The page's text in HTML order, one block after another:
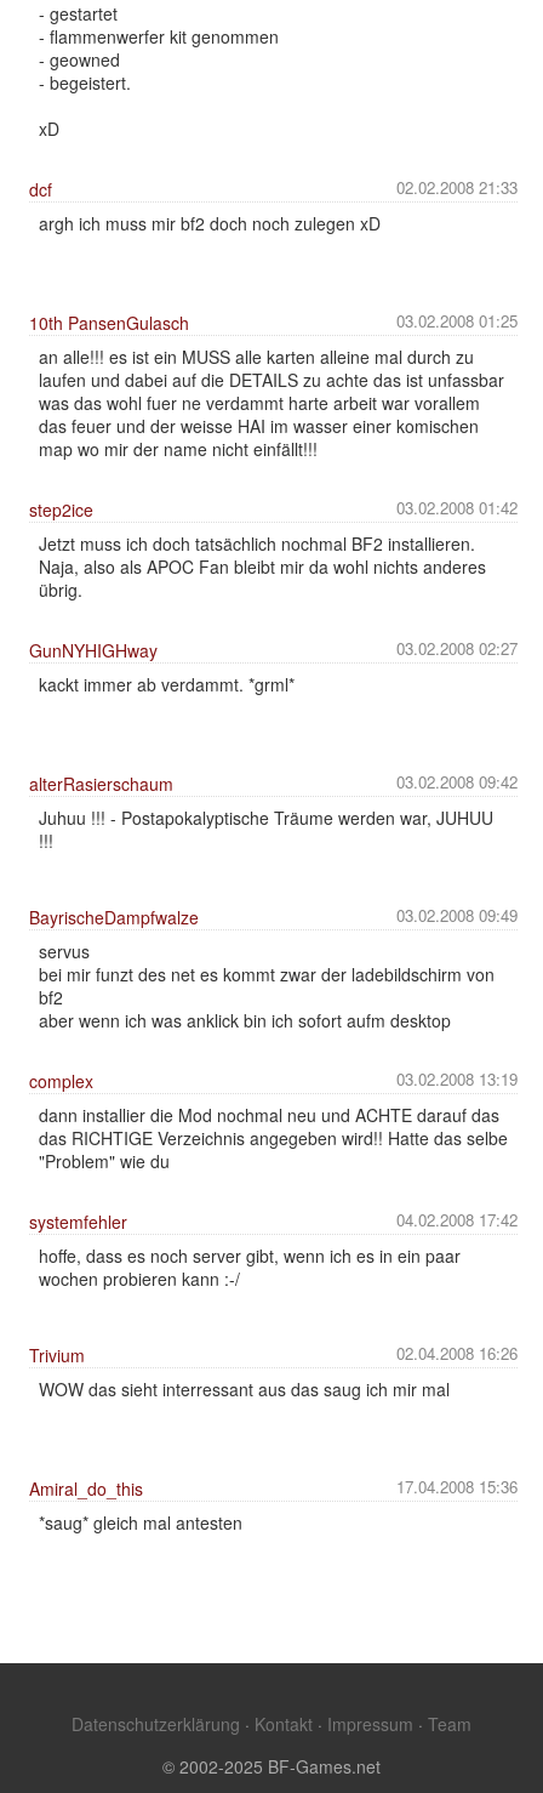
- gestartet
- flammenwerfer kit genommen
- geowned
- begeistert.
xD
02.02.2008 21:33
dcf
argh ich muss mir bf2 doch noch zulegen xD
03.02.2008 01:25
10th PansenGulasch
an alle!!! es ist ein MUSS alle karten alleine mal durch zu
laufen und dabei auf die DETAILS zu achte das ist unfassbar
was das wohl fuer ne verdammt harte arbeit war vorallem
das feuer und der weisse HAI im wasser einer komischen
map wo mir der name nicht einfällt!!!
03.02.2008 01:42
step2ice
Jetzt muss ich doch tatsächlich nochmal BF2 installieren.
Naja, also als APOC Fan bleibt mir da wohl nichts anderes
übrig.
03.02.2008 02:27
GunNYHIGHway
kackt immer ab verdammt. *grml*
03.02.2008 09:42
alterRasierschaum
Juhuu !!! - Postapokalyptische Träume werden war, JUHUU
!!!
03.02.2008 09:49
BayrischeDampfwalze
servus
bei mir funzt des net es kommt zwar der ladebildschirm von
bf2
aber wenn ich was anklick bin ich sofort aufm desktop
03.02.2008 13:19
complex
dann installier die Mod nochmal neu und ACHTE darauf das
das RICHTIGE Verzeichnis angegeben wird!! Hatte das selbe
"Problem" wie du
04.02.2008 17:42
systemfehler
hoffe, dass es noch server gibt, wenn ich es in ein paar
wochen probieren kann :-/
02.04.2008 16:26
Trivium
WOW das sieht interressant aus das saug ich mir mal
17.04.2008 15:36
Amiral_do_this
*saug* gleich mal antesten
Datenschutzerklärung · Kontakt · Impressum · Team
© 2002-2025 BF-Games.net